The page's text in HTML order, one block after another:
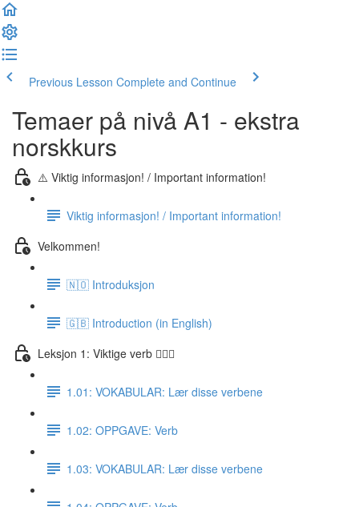
Previous Lesson Complete and Continue
Temaer på nivå A1 - ekstra
norskkurs
⚠️ Viktig informasjon! / Important information!
Viktig informasjon! / Important information!
Velkommen!
🇳🇴 Introduksjon
🇬🇧 Introduction (in English)
Leksjon 1: Viktige verb 🏃🏻‍♀️
1.01: VOKABULAR: Lær disse verbene
1.02: OPPGAVE: Verb
1.03: VOKABULAR: Lær disse verbene